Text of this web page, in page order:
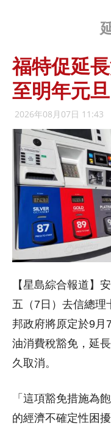
福特促延
至明年元
2026年08月07日 11:43
【星島綜合報道】
五（7日）去信總理
邦政府將原定於9月
油消費稅豁免，延
久取消。
「這項豁免措施為
的經濟不確定性困